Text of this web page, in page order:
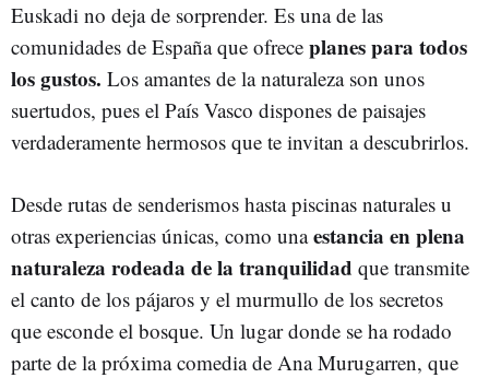
Euskadi no deja de sorprender. Es una de las
comunidades de España que ofrece planes para todos
los gustos. Los amantes de la naturaleza son unos
suertudos, pues el País Vasco dispones de paisajes
verdaderamente hermosos que te invitan a descubrirlos.
Desde rutas de senderismos hasta piscinas naturales u
otras experiencias únicas, como unaestancia en plena
naturaleza rodeada de la tranquilidad que transmite
el canto de los pájaros y el murmullo de los secretos
que esconde el bosque. Un lugar donde se ha rodado
parte de la próxima comedia de Ana Murugarren, que